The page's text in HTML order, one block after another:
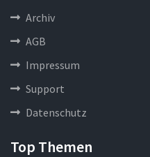
Archiv
AGB
Impressum
Support
Datenschutz
Top Themen